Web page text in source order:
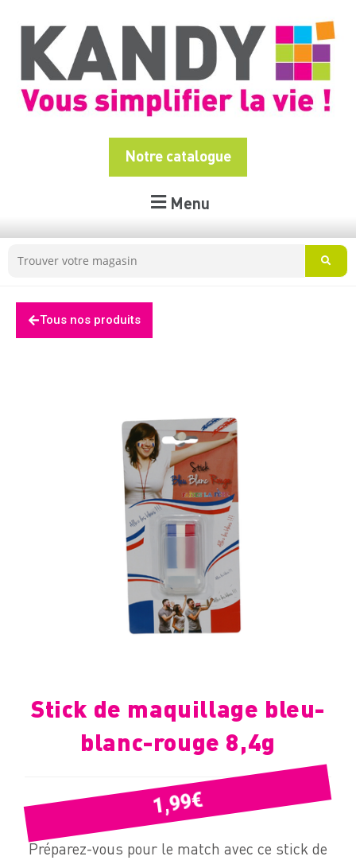
Menu
Notre catalogue
Tous nos produits
Stick de maquillage bleu-
blanc-rouge 8,4g
1,99€
Préparez-vous pour le match avec ce stick de